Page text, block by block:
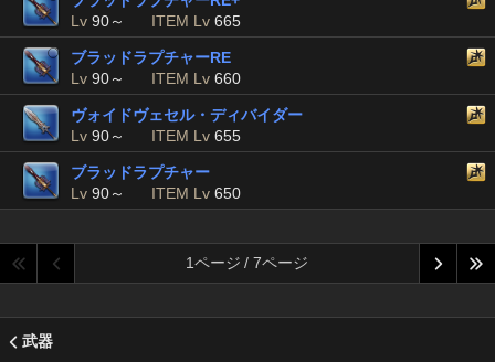
Lv 90～ ITEM Lv 665
ブラッドラプチャーRE
Lv 90～ ITEM Lv 660
ヴォイドヴェセル・ディバイダー
Lv 90～ ITEM Lv 655
ブラッドラプチャー
Lv 90～ ITEM Lv 650
1ページ / 7ページ
武器